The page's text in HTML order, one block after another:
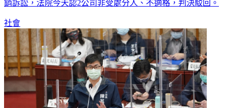
銷訴訟，法院今天認2公司非受處分人、不適格，判決駁回。
社會